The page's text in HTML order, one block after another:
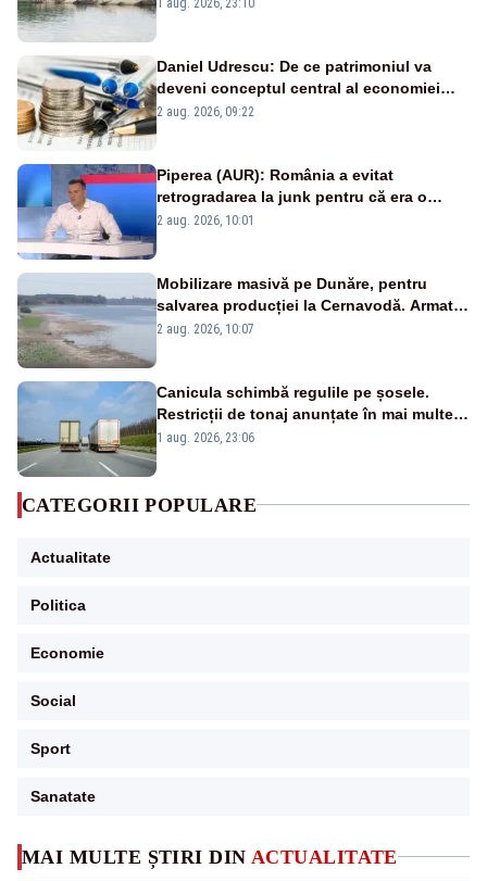
MAI MULTE ȘTIRI DIN ACTUALITATE
Daniel Udrescu: De ce patrimoniul va
deveni conceptul central al economiei
viitoare?
2 aug. 2026, 09:22
Piperea (AUR): România a evitat
retrogradarea la junk pentru că era o
catastrofă pentru bănci și fondurile de
2 aug. 2026, 10:01
Mobilizare masivă pe Dunăre, pentru
salvarea producției la Cernavodă. Armata
va detona o stâncă și va devia apa
2 aug. 2026, 10:07
Canicula schimbă regulile pe șosele.
Restricții de tonaj anunțate în mai multe
județe
1 aug. 2026, 23:06
CATEGORII POPULARE
Actualitate
Politica
Economie
Social
Sport
Sanatate